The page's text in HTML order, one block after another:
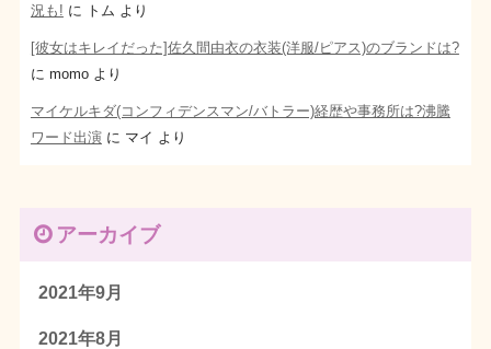
況も! に トム より
[彼女はキレイだった]佐久間由衣の衣装(洋服/ピアス)のブランドは?
に momoより
マイケルキダ(コンフィデンスマン/バトラー)経歴や事務所は?沸騰
ワード出演に マイ より
アーカイブ
2021年9月
2021年8月